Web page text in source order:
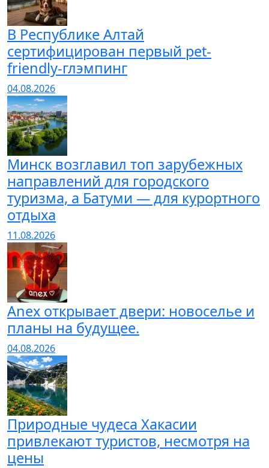
В Республике Алтай
сертифицирован первый pet-
friendly-глэмпинг
04.08.2026
Минск возглавил топ зарубежных
направлений для городского
туризма, а Батуми — для курортного
отдыха
11.08.2026
Anex открывает двери: новоселье и
планы на будущее.
04.08.2026
Природные чудеса Хакасии
привлекают туристов, несмотря на
цены